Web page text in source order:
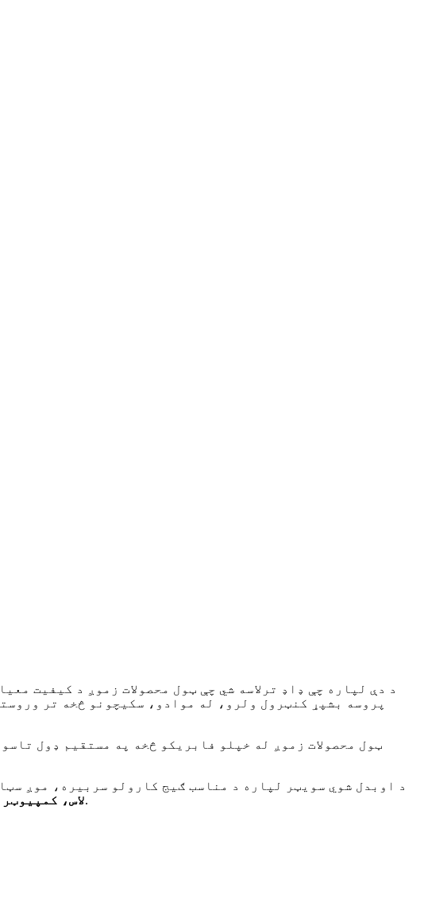
د دې لپاره چې ډاډ ترلاسه شي چې ټول محصولات زموږ د کیفیت
پروسه بشپړ کنټرول ولرو، له موادو، سکیچونو څخه تر
ټول محصولات زموږ له خپلو فابریکو څخه په مستقیم ډول
د اوبدل شوي سویټر لپاره د مناسب ګیج کارولو سربیره، موږ
لاس،د هر ډول اوبدلو ګنډلو سره.